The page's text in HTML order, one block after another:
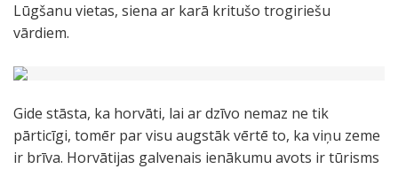
Lūgšanu vietas, siena ar karā kritušo trogiriešu
vārdiem.
Gide stāsta, ka horvāti, lai ar dzīvo nemaz ne tik
pārticīgi, tomēr par visu augstāk vērtē to, ka viņu zeme
ir brīva. Horvātijas galvenais ienākumu avots ir tūrisms